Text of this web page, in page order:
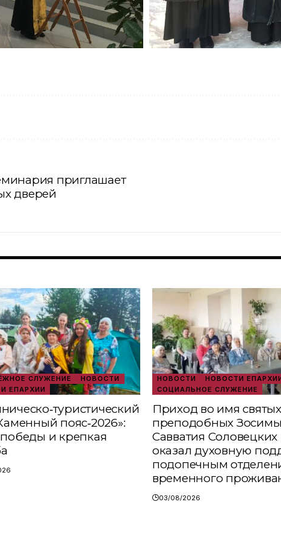
приглашает
дверей
СЛУЖЕНИЕ
НОВОСТИ
ЕПАРХИИ
пояс‑2026»:
и крепкая
НОВОСТИ
НОВОСТИ
СОЦИАЛЬНОЕ СЛУЖЕНИЕ
Приход во имя святых
преподобных
Савватия Соловецких
оказал духовную
подопечным
временного
03/08/2026